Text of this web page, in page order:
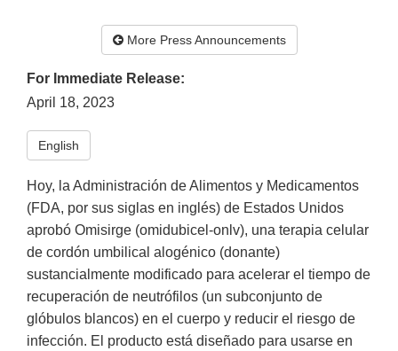
More Press Announcements
For Immediate Release:
April 18, 2023
English
Hoy, la Administración de Alimentos y Medicamentos
(FDA, por sus siglas en inglés) de Estados Unidos
aprobó Omisirge (omidubicel-onlv), una terapia celular
de cordón umbilical alogénico (donante)
sustancialmente modificado para acelerar el tiempo de
recuperación de neutrófilos (un subconjunto de
glóbulos blancos) en el cuerpo y reducir el riesgo de
infección. El producto está diseñado para usarse en